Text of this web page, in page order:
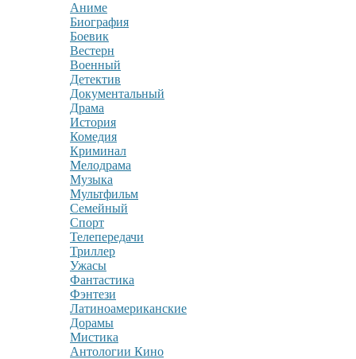
Аниме
Биография
Боевик
Вестерн
Военный
Детектив
Документальный
Драма
История
Комедия
Криминал
Мелодрама
Музыка
Мультфильм
Семейный
Спорт
Телепередачи
Триллер
Ужасы
Фантастика
Фэнтези
Латиноамериканские
Дорамы
Мистика
Антологии Кино